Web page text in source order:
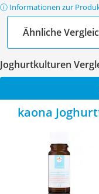
ⓘ Informationen zur
Ähnliche
Joghurtkulturen
kaona